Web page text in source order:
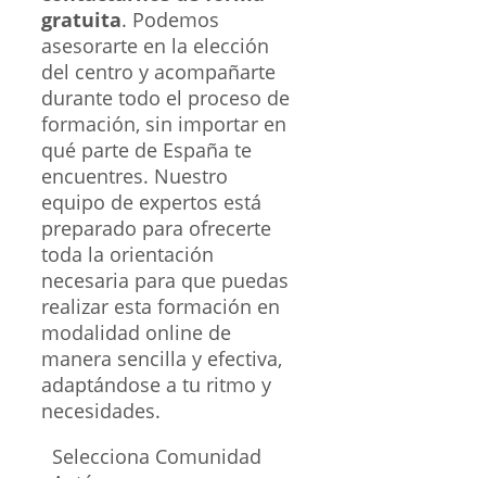
gratuita. Podemos
asesorarte en la elección
del centro y acompañarte
durante todo el proceso de
formación, sin importar en
qué parte de España te
encuentres. Nuestro
equipo de expertos está
preparado para ofrecerte
toda la orientación
necesaria para que puedas
realizar esta formación en
modalidad online de
manera sencilla y efectiva,
adaptándose a tu ritmo y
necesidades.
Selecciona Comunidad